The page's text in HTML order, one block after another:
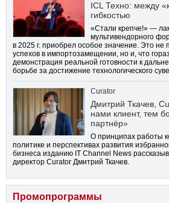
ICL Техно: между
гибкостью
«Стали крепче!» —
мультивендорного
в 2025 г. приобрел особое значение. Это не
успехов в импортозамещении, но и, что
демонстрация реальной готовности к
борьбе за достижение технологического
Curator
Дмитрий Ткачев,
нами клиент, тем
партнёр»
О принципах работы
политике и перспективах развития
бизнеса изданию IT Channel News
директор Curator Дмитрий Ткачев.
Промопрограммы